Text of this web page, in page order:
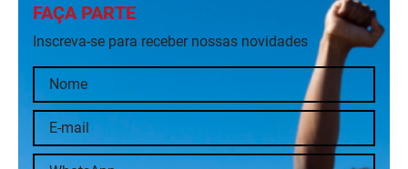
FAÇA PARTE
Inscreva-se para receber nossas novidades